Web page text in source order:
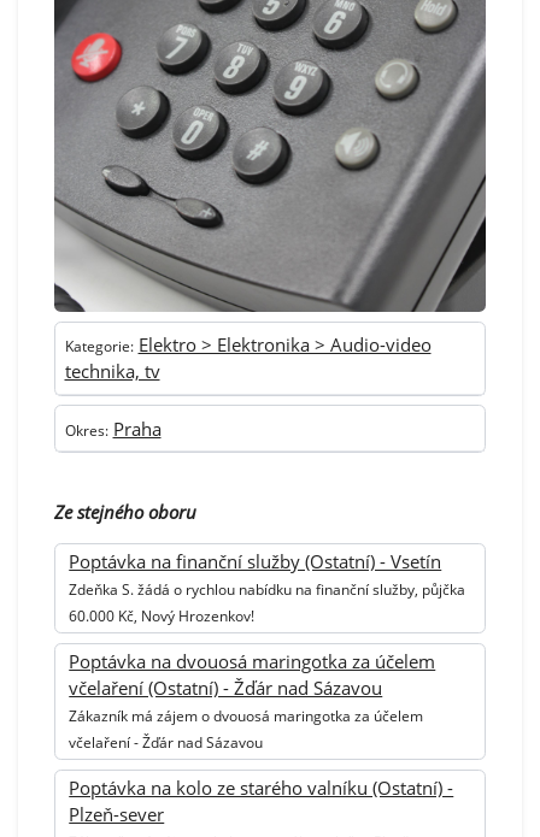
Kategorie: Elektro > Elektronika > Audio-video
technika, tv
Okres: Praha
Ze stejného oboru
Poptávka na finanční služby (Ostatní) - Vsetín
Zdeňka S. žádá o rychlou nabídku na finanční služby, půjčka
60.000 Kč, Nový Hrozenkov!
Poptávka na dvouosá maringotka za účelem
včelaření (Ostatní) - Žďár nad Sázavou
Zákazník má zájem o dvouosá maringotka za účelem
včelaření - Žďár nad Sázavou
Poptávka na kolo ze starého valníku (Ostatní) -
Plzeň-sever